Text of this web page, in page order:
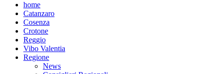
home
Catanzaro
Cosenza
Crotone
Reggio
Vibo Valentia
Regione
News